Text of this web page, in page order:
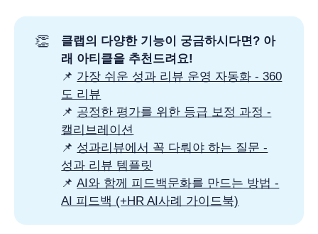
👏
클랩의 다양한 기능이 궁금하시다면? 아
래 아티클을 추천드려요!
📌 가장 쉬운 성과 리뷰 운영 자동화 - 360
도 리뷰
📌 공정한 평가를 위한 등급 보정 과정 -
캘리브레이션
📌 성과리뷰에서 꼭 다뤄야 하는 질문 -
성과 리뷰 템플릿
📌AI와 함께 피드백문화를 만드는 방법 -
AI 피드백 (+HR AI사례 가이드북)